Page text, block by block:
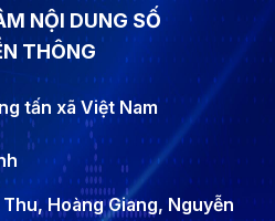
NỘI DUNG SỐ
THÔNG
tấn xã Việt Nam
Hoàng Giang, Nguyễn